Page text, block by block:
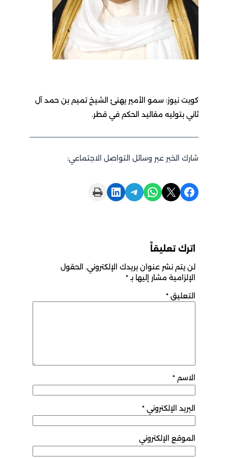
كويت نيوز: سمو الأمير يهنئ الشيخ تميم بن حمد آل
ثاني بتوليه مقاليد الحكم في قطر.
شارك الخبر عبر وسائل التواصل الاجتماعي:
Share on Facebook
Share on X
Share on WhatsApp
Share on Telegram
Share on LinkedIn
Print this Page
اترك تعليقاً
لن يتم نشر عنوان بريدك الإلكتروني. الحقول
الإلزامية مشار إليها بـ*
التعليق *
الاسم *
البريد الإلكتروني *
الموقع الإلكتروني